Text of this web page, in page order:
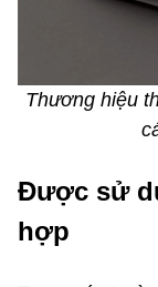
Thương hiệu
Được sử
hợp